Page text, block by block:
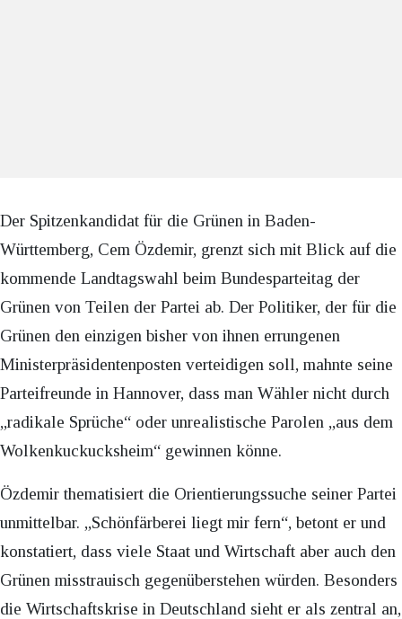
Der Spitzenkandidat für die Grünen in Baden-
Württemberg, Cem Özdemir, grenzt sich mit Blick auf die
kommende Landtagswahl beim Bundesparteitag der
Grünen von Teilen der Partei ab. Der Politiker, der für die
Grünen den einzigen bisher von ihnen errungenen
Ministerpräsidentenposten verteidigen soll, mahnte seine
Parteifreunde in Hannover, dass man Wähler nicht durch
„radikale Sprüche“ oder unrealistische Parolen „aus dem
Wolkenkuckucksheim“ gewinnen könne.
Özdemir thematisiert die Orientierungssuche seiner Partei
unmittelbar. „Schönfärberei liegt mir fern“, betont er und
konstatiert, dass viele Staat und Wirtschaft aber auch den
Grünen misstrauisch gegenüberstehen würden. Besonders
die Wirtschaftskrise in Deutschland sieht er als zentral an,